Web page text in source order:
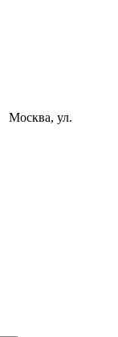
Москва, ул.